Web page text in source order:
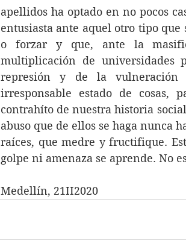
apellidos ha optado en no pocos
entusiasta ante aquel otro tipo
o forzar y que, ante la
multiplicación de universidades
represión y de la vulneración
irresponsable estado de cosas,
contrahíto de nuestra historia
abuso que de ellos se haga nunca
raíces, que medre y fructifique.
golpe ni amenaza se aprende. No
Medellín, 21II2020